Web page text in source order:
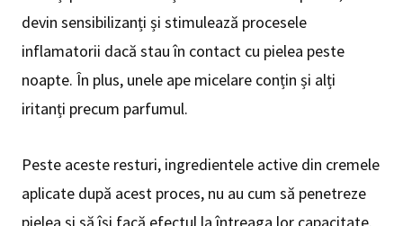
devin sensibilizanți și stimulează procesele
inflamatorii dacă stau în contact cu pielea peste
noapte. În plus, unele ape micelare conțin și alți
iritanți precum parfumul.
Peste aceste resturi, ingredientele active din cremele
aplicate după acest proces, nu au cum să penetreze